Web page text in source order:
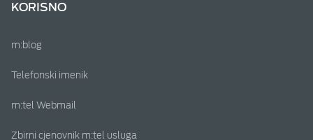
KORISNO
m:blog
Telefonski imenik
m:tel Webmail
Zbirni cjenovnik m:tel usluga